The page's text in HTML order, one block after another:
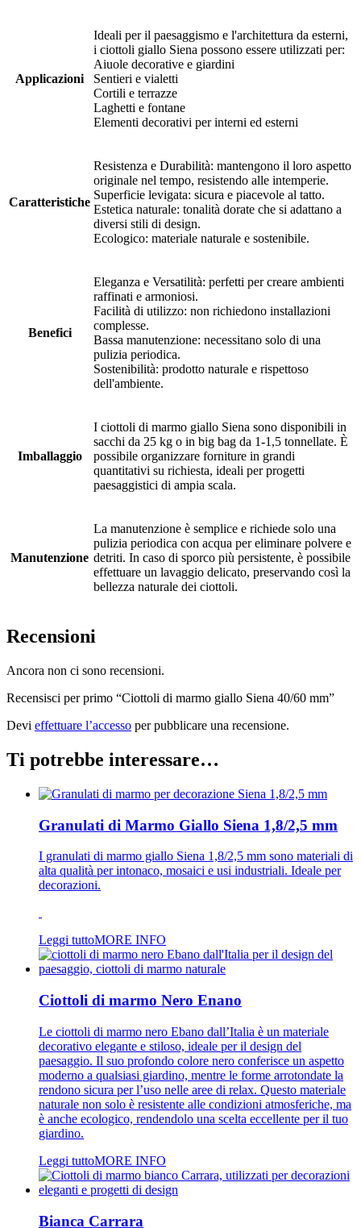
Applicazioni
Ideali per il paesaggismo e l'architettura da esterni,
i ciottoli giallo Siena possono essere utilizzati per:
Aiuole decorative e giardini
Sentieri e vialetti
Cortili e terrazze
Laghetti e fontane
Elementi decorativi per interni ed esterni
Caratteristiche
Resistenza e Durabilità: mantengono il loro aspetto
originale nel tempo, resistendo alle intemperie.
Superficie levigata: sicura e piacevole al tatto.
Estetica naturale: tonalità dorate che si adattano a
diversi stili di design.
Ecologico: materiale naturale e sostenibile.
Benefici
Eleganza e Versatilità: perfetti per creare ambienti
raffinati e armoniosi.
Facilità di utilizzo: non richiedono installazioni
complesse.
Bassa manutenzione: necessitano solo di una
pulizia periodica.
Sostenibilità: prodotto naturale e rispettoso
dell'ambiente.
Imballaggio
I ciottoli di marmo giallo Siena sono disponibili in
sacchi da 25 kg o in big bag da 1-1,5 tonnellate. È
possibile organizzare forniture in grandi
quantitativi su richiesta, ideali per progetti
paesaggistici di ampia scala.
Manutenzione
La manutenzione è semplice e richiede solo una
pulizia periodica con acqua per eliminare polvere e
detriti. In caso di sporco più persistente, è possibile
effettuare un lavaggio delicato, preservando così la
bellezza naturale dei ciottoli.
Recensioni
Ancora non ci sono recensioni.
Recensisci per primo “Ciottoli di marmo giallo Siena 40/60 mm”
Devi effettuare l’accesso per pubblicare una recensione.
Ti potrebbe interessare…
Granulati di Marmo Giallo Siena 1,8/2,5 mm
I granulati di marmo giallo Siena 1,8/2,5 mm sono materiali di
alta qualità per intonaco, mosaici e usi industriali. Ideale per
decorazioni.
Leggi tuttoMORE INFO
Ciottoli di marmo Nero Enano
Le ciottoli di marmo nero Ebano dall’Italia è un materiale
decorativo elegante e stiloso, ideale per il design del
paesaggio. Il suo profondo colore nero conferisce un aspetto
moderno a qualsiasi giardino, mentre le forme arrotondate la
rendono sicura per l’uso nelle aree di relax. Questo materiale
naturale non solo è resistente alle condizioni atmosferiche, ma
è anche ecologico, rendendolo una scelta eccellente per il tuo
giardino.
Leggi tuttoMORE INFO
Bianca Carrara